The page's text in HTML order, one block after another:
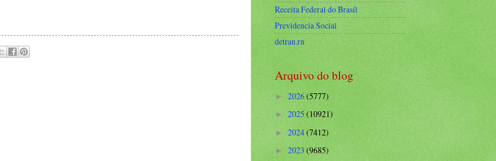
Receita Federal do Brasíl
Previdencia Social
detran.rn
Arquivo do blog
► 2026(5777)
►2025(10921)
►2024(7412)
►2023(9685)